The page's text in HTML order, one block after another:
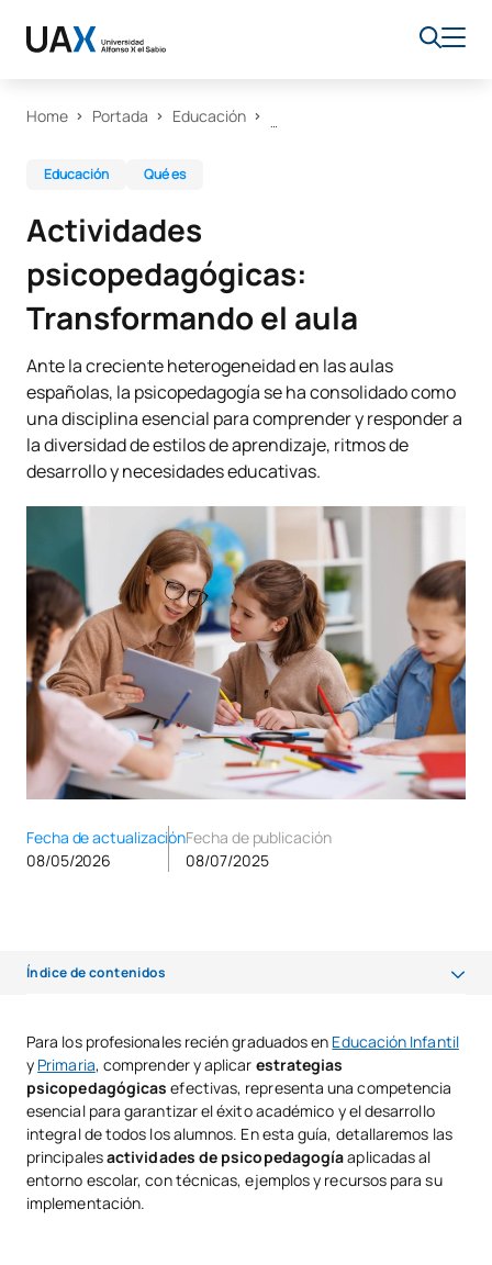
Home Portada Educación
Educación Qué es
Actividades
psicopedagógicas:
Transformando el aula
Ante la creciente heterogeneidad en las aulas
españolas, la psicopedagogía se ha consolidado como
una disciplina esencial para comprender y responder a
la diversidad de estilos de aprendizaje, ritmos de
desarrollo y necesidades educativas.
Fecha de actualización
08/05/2026
Fecha de publicación
08/07/2025
Índice de contenidos
Aplicación de la psicopedagogía en el aula
Actividades específicas del psicopedagogo con el alumnado
Ventajas de las actividades psicopedagógicas en el aula
Técnicas utilizadas en psicopedagogía
Para los profesionales recién graduados en Educación Infantil
y Primaria, comprender y aplicar estrategias
psicopedagógicas efectivas, representa una competencia
esencial para garantizar el éxito académico y el desarrollo
integral de todos los alumnos. En esta guía, detallaremos las
principalesactividades de psicopedagogíaaplicadas al
entorno escolar, con técnicas, ejemplos y recursos para su
implementación.